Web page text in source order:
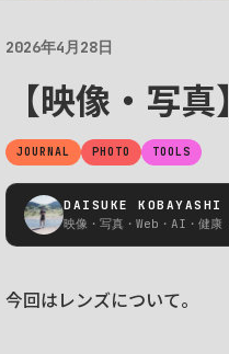
2026年4月28日
【映像・写
JOURNAL PHOTO TOOLS
DAISUKE KOBAYASHI
映像・写真・Web・AI・健
今回はレンズについて。